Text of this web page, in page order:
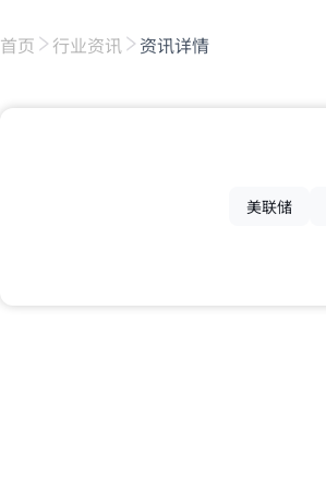
首页 行业资讯 资讯详情
美联储